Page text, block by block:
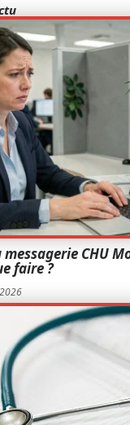
messagerie CHU
faire ?